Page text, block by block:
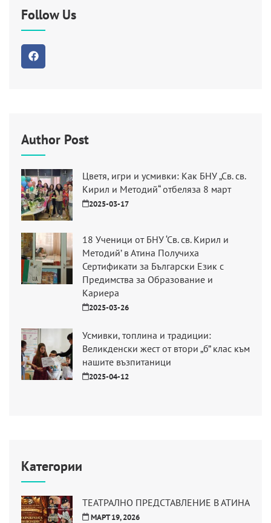
Follow Us
Author Post
Цветя, игри и усмивки: Как БНУ „Св. св.
Кирил и Методий“ отбеляза 8 март
2025-03-17
18 Ученици от БНУ ‘Св. св. Кирил и
Методий’ в Атина Получиха
Сертификати за Български Език с
Предимства за Образование и
Кариера
2025-03-26
Усмивки, топлина и традиции:
Великденски жест от втори „б” клас към
нашите възпитаници
2025-04-12
Категории
ТЕАТРАЛНО ПРЕДСТАВЛЕНИЕ В АТИНА
МАРТ 19, 2026